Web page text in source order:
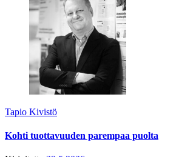
Tapio Kivistö
Kohti tuottavuuden parempaa puolta